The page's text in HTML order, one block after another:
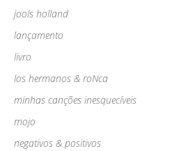
jools holland
lançamento
livro
los hermanos & roNca
minhas canções inesquecíveis
mojo
negativos & positivos